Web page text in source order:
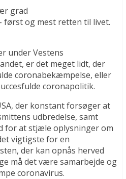
grad
først og mest retten til livet.
under Vestens
er det meget lidt, der
coronabekæmpelse, eller
coronapolitik.
der konstant forsøger at
udbredelse, samt
for at stjæle oplysninger om
vigtigste for en
der kan opnås herved
må det være samarbejde og
coronavirus.